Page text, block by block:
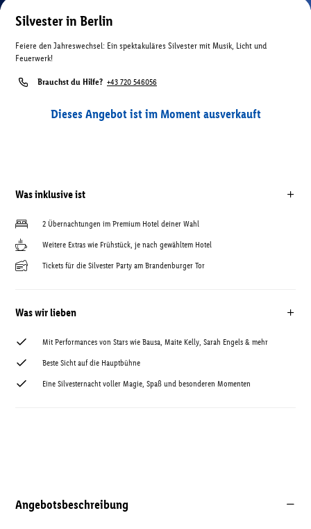
Silvester in Berlin
Feiere den Jahreswechsel: Ein spektakuläres Silvester mit Musik, Licht und
Feuerwerk!
Brauchst du Hilfe? +43 720 546056
Dieses Angebot ist im Moment ausverkauft
Was inklusive ist
2 Übernachtungen im Premium Hotel deiner Wahl
Weitere Extras wie Frühstück, je nach gewähltem Hotel
Tickets für die Silvester Party am Brandenburger Tor
Was wir lieben
Mit Performances von Stars wie Bausa, Maite Kelly, Sarah Engels & mehr
Beste Sicht auf die Hauptbühne
Eine Silvesternacht voller Magie, Spaß und besonderen Momenten
Angebotsbeschreibung